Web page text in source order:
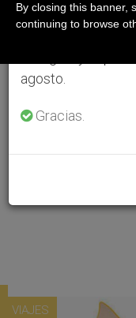
VIAJES
agosto.
Gracias.
By closing this banner,
continuing to browse